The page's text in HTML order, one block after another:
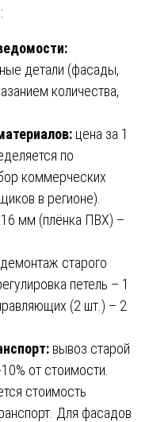
детали (фасады,
количества,
цена за 1
по
коммерческих
в регионе).
мм (плёнка ПВХ) –
демонтаж старого
петель – 1
(2 шт.) – 2
вывоз старой
от стоимости.
стоимость
Для фасадов